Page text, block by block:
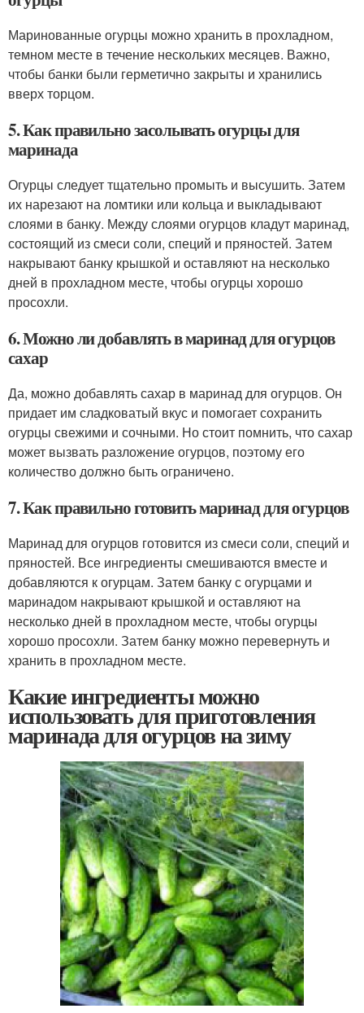
Маринованные огурцы можно хранить в прохладном,
темном месте в течение нескольких месяцев. Важно,
чтобы банки были герметично закрыты и хранились
вверх торцом.
5. Как правильно засолывать огурцы для
маринада
Огурцы следует тщательно промыть и высушить. Затем
их нарезают на ломтики или кольца и выкладывают
слоями в банку. Между слоями огурцов кладут маринад,
состоящий из смеси соли, специй и пряностей. Затем
накрывают банку крышкой и оставляют на несколько
дней в прохладном месте, чтобы огурцы хорошо
просохли.
6. Можно ли добавлять в маринад для огурцов
сахар
Да, можно добавлять сахар в маринад для огурцов. Он
придает им сладковатый вкус и помогает сохранить
огурцы свежими и сочными. Но стоит помнить, что сахар
может вызвать разложение огурцов, поэтому его
количество должно быть ограничено.
7. Как правильно готовить маринад для огурцов
Маринад для огурцов готовится из смеси соли, специй и
пряностей. Все ингредиенты смешиваются вместе и
добавляются к огурцам. Затем банку с огурцами и
маринадом накрывают крышкой и оставляют на
несколько дней в прохладном месте, чтобы огурцы
хорошо просохли. Затем банку можно перевернуть и
хранить в прохладном месте.
Какие ингредиенты можно
использовать для приготовления
маринада для огурцов на зиму